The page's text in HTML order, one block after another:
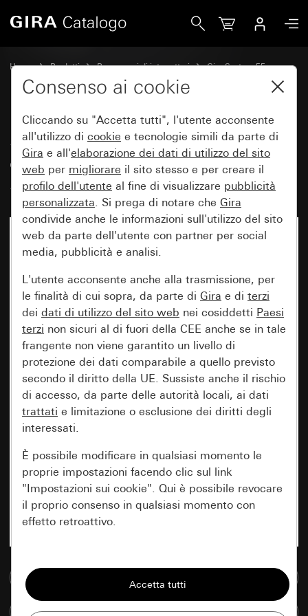
Home Prodotti Programmi di interruttori
Gira System 55
Set di bilancieri per sistemi bus
Set di bilancieri 6 moduli (3+3)
con campo per targhetta
System 55
Confronta articoli
Consenso ai cookie
Cliccando su "Accetta tutti", l'utente acconsente
all'utilizzo di cookie e tecnologie simili da parte di
Gira e all'elaborazione dei dati di utilizzo del sito
web per migliorare il sito stesso e per creare il
profilo dell'utente al fine di visualizzare pubblicità
personalizzata. Si prega di notare che Gira
condivide anche le informazioni sull'utilizzo del sito
web da parte dell'utente con partner per social
media, pubblicità e analisi.
L'utente acconsente anche alla trasmissione, per
le finalità di cui sopra, da parte di Gira e di terzi
dei dati di utilizzo del sito web nei cosiddetti Paesi
terzi non sicuri al di fuori della CEE anche se in tale
frangente non viene garantito un livello di
protezione dei dati comparabile a quello previsto
secondo il diritto della UE. Sussiste anche il rischio
di accesso, da parte delle autorità locali, ai dati
trattati e limitazione o esclusione dei diritti degli
interessati.
È possibile modificare in qualsiasi momento le
proprie impostazioni facendo clic sul link
"Impostazioni sui cookie". Qui è possibile revocare
il proprio consenso in qualsiasi momento con
effetto retroattivo.
Tutti i cookie necessari per poter mostrare la
pagina.